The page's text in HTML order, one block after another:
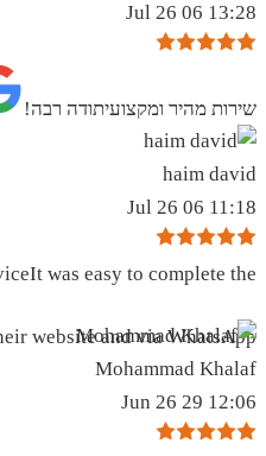
13:28 06 Jul 26
שירות מהיר ומקצועיתודה רבה!
haim david
11:18 06 Jul 26
was easy to complete the
website and via WhatsApp
Mohammad Khalaf
12:06 29 Jun 26